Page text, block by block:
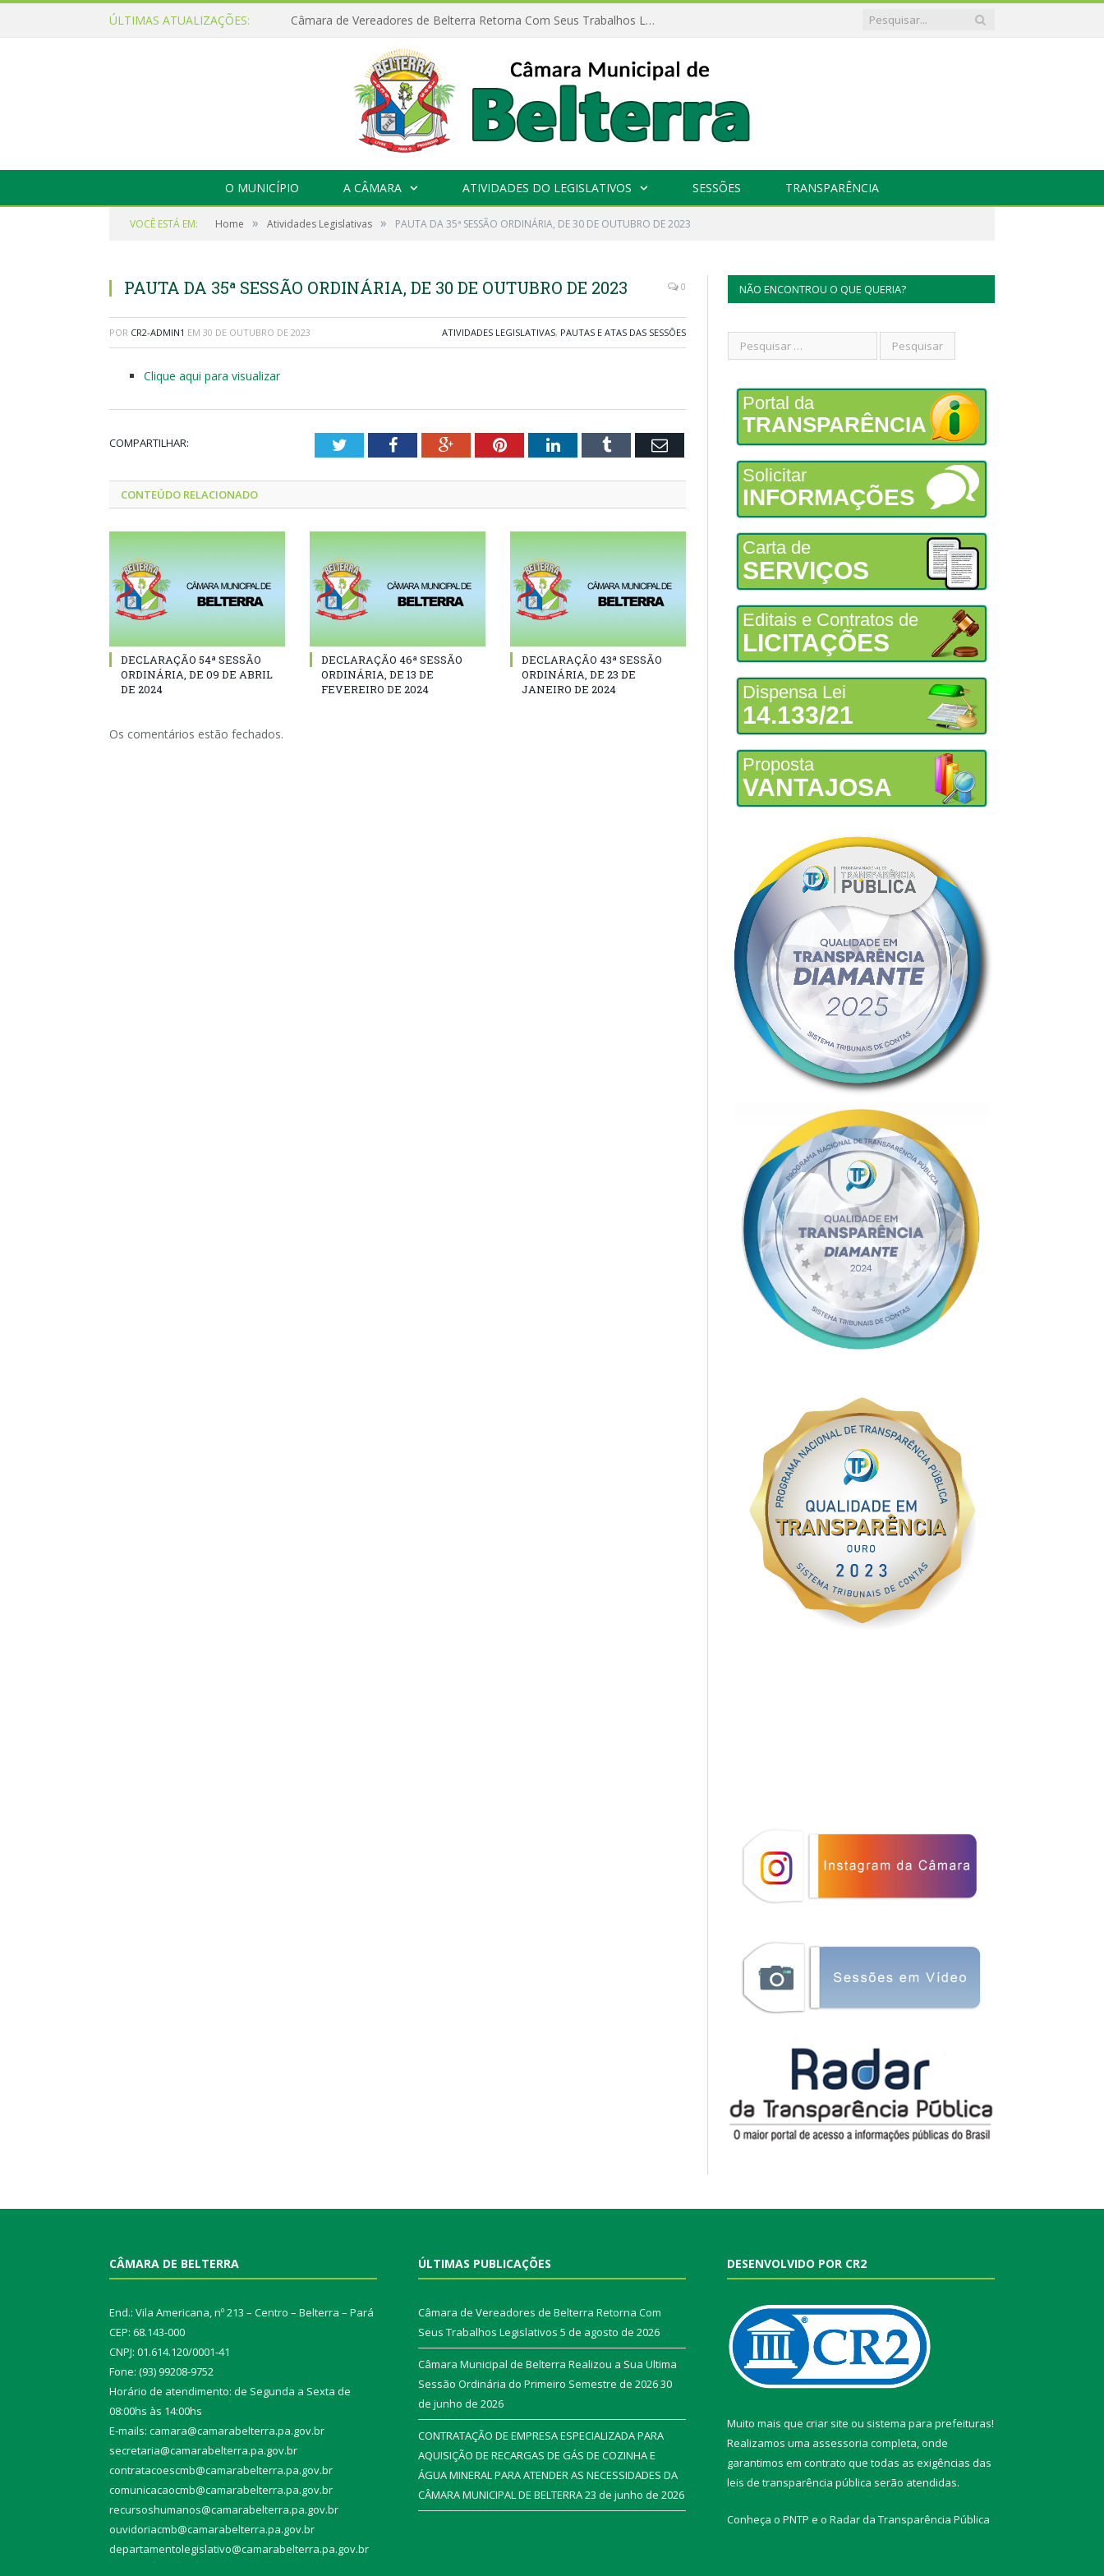
ÚLTIMAS ATUALIZAÇÕES: Câmara de Vereadores de Belterra Retorna Com Seus Trabalhos Legislativos
O MUNICÍPIO A CÂMARA ATIVIDADES DO LEGISLATIVOS SESSÕES TRANSPARÊNCIA
VOCÊ ESTÁ EM: Home » Atividades Legislativas » PAUTA DA 35ª SESSÃO ORDINÁRIA, DE 30 DE OUTUBRO DE 2023
PAUTA DA 35ª SESSÃO ORDINÁRIA, DE 30 DE OUTUBRO DE 2023 0
POR CR2-ADMIN1 EM 30 DE OUTUBRO DE 2023 ATIVIDADES LEGISLATIVAS, PAUTAS E ATAS DAS SESSÕES
Clique aqui para visualizar
COMPARTILHAR: TwitterFacebookGoogle+PinterestLinkedInTumblr Email
CONTEÚDO RELACIONADO
DECLARAÇÃO 54ª SESSÃO
ORDINÁRIA, DE 09 DE ABRIL
DE 2024
DECLARAÇÃO 46ª SESSÃO
ORDINÁRIA, DE 13 DE
FEVEREIRO DE 2024
DECLARAÇÃO 43ª SESSÃO
ORDINÁRIA, DE 23 DE
JANEIRO DE 2024
Os comentários estão fechados.
NÃO ENCONTROU O QUE QUERIA?
Portal da
TRANSPARÊNCIA
Solicitar
INFORMAÇÕES
Carta de
SERVIÇOS
Editais e Contratos de
LICITAÇÕES
Dispensa Lei
14.133/21
Proposta
VANTAJOSA
CÂMARA DE BELTERRA
End.: Vila Americana, nº 213 – Centro – Belterra – Pará
CEP: 68.143-000
CNPJ: 01.614.120/0001-41
Fone: (93) 99208-9752
Horário de atendimento: de Segunda a Sexta de
08:00hs às 14:00hs
E-mails: camara@camarabelterra.pa.gov.br
secretaria@camarabelterra.pa.gov.br
contratacoescmb@camarabelterra.pa.gov.br
comunicacaocmb@camarabelterra.pa.gov.br
recursoshumanos@camarabelterra.pa.gov.br
ouvidoriacmb@camarabelterra.pa.gov.br
departamentolegislativo@camarabelterra.pa.gov.br
ÚLTIMAS PUBLICAÇÕES
Câmara de Vereadores de Belterra Retorna Com
Seus Trabalhos Legislativos 5 de agosto de 2026
Câmara Municipal de Belterra Realizou a Sua Ultima
Sessão Ordinária do Primeiro Semestre de 202630
de junho de 2026
CONTRATAÇÃO DE EMPRESA ESPECIALIZADA PARA
AQUISIÇÃO DE RECARGAS DE GÁS DE COZINHA E
ÁGUA MINERAL PARA ATENDER AS NECESSIDADES DA
CÂMARA MUNICIPAL DE BELTERRA23 de junho de 2026
DESENVOLVIDO POR CR2
Muito mais que criar site ou sistema para prefeituras!
Realizamos uma assessoria completa, onde
garantimos em contrato que todas as exigências das
leis de transparência pública serão atendidas.
Conheça o PNTP e o Radar da Transparência Pública